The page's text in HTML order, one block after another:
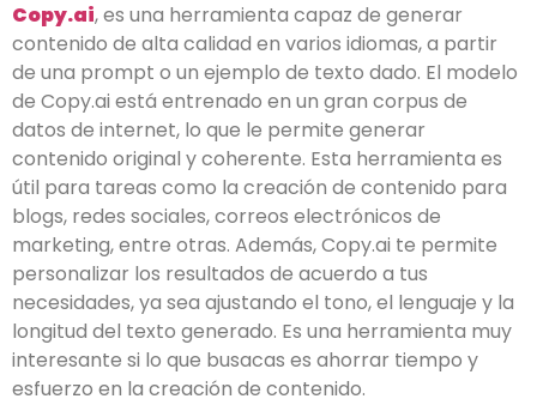
Copy.ai, es una herramienta capaz de generar
contenido de alta calidad en varios idiomas, a partir
de una prompt o un ejemplo de texto dado. El modelo
de Copy.ai está entrenado en un gran corpus de
datos de internet, lo que le permite generar
contenido original y coherente. Esta herramienta es
útil para tareas como la creación de contenido para
blogs, redes sociales, correos electrónicos de
marketing, entre otras. Además, Copy.ai te permite
personalizar los resultados de acuerdo a tus
necesidades, ya sea ajustando el tono, el lenguaje y la
longitud del texto generado. Es una herramienta muy
interesante si lo que busacas es ahorrar tiempo y
esfuerzo en la creación de contenido.